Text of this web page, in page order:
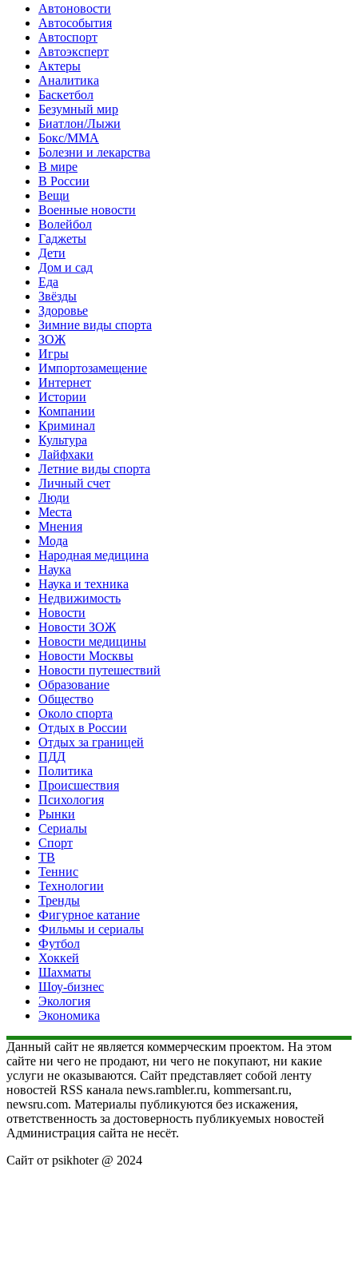
Автоновости
Автособытия
Автоспорт
Автоэксперт
Актеры
Аналитика
Баскетбол
Безумный мир
Биатлон/Лыжи
Бокс/MMA
Болезни и лекарства
В мире
В России
Вещи
Военные новости
Волейбол
Гаджеты
Дети
Дом и сад
Еда
Звёзды
Здоровье
Зимние виды спорта
ЗОЖ
Игры
Импортозамещение
Интернет
Истории
Компании
Криминал
Культура
Лайфхаки
Летние виды спорта
Личный счет
Люди
Места
Мнения
Мода
Народная медицина
Наука
Наука и техника
Недвижимость
Новости
Новости ЗОЖ
Новости медицины
Новости Москвы
Новости путешествий
Образование
Общество
Около спорта
Отдых в России
Отдых за границей
ПДД
Политика
Происшествия
Психология
Рынки
Сериалы
Спорт
ТВ
Теннис
Технологии
Тренды
Фигурное катание
Фильмы и сериалы
Футбол
Хоккей
Шахматы
Шоу-бизнес
Экология
Экономика
Данный сайт не является коммерческим проектом. На этом
сайте ни чего не продают, ни чего не покупают, ни какие
услуги не оказываются. Сайт представляет собой ленту
новостей RSS канала news.rambler.ru, kommersant.ru,
newsru.com. Материалы публикуются без искажения,
ответственность за достоверность публикуемых новостей
Администрация сайта не несёт.
Сайт от psikhoter @ 2024